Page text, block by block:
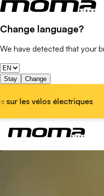
Change language?
We have detected that your
Stay Change
🏆 Marque